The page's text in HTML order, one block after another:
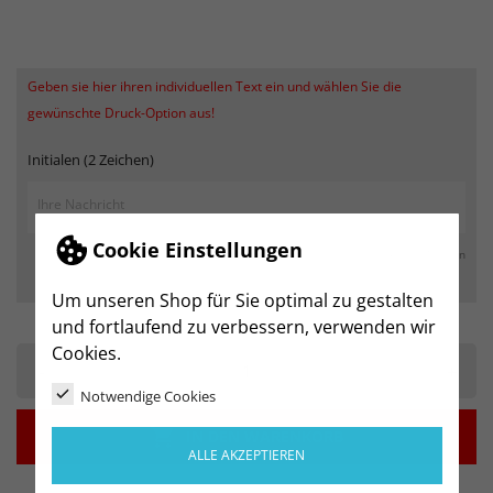
Cookie Einstellungen
Um unseren Shop für Sie optimal zu gestalten
und fortlaufend zu verbessern, verwenden wir
Cookies.
Notwendige Cookies
ALLE AKZEPTIEREN
Geben sie hier ihren individuellen Text ein und wählen Sie die
gewünschte Druck-Option aus!
Initialen (2 Zeichen)
max. 250 Zeichen